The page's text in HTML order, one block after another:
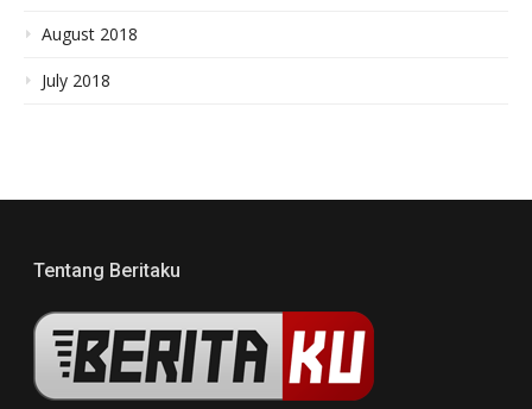
August 2018
July 2018
Tentang Beritaku